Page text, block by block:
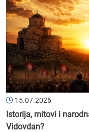
15.07.2026
Istorija, mitovi i
Vidovdan?